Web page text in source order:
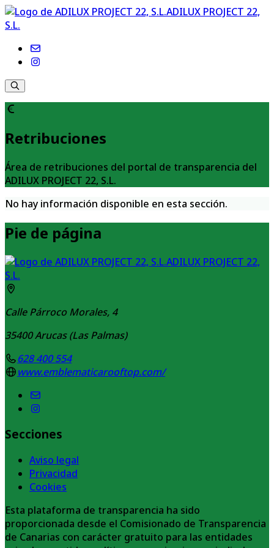
ADILUX PROJECT 22,
S.L.
Retribuciones
Área de retribuciones del portal de transparencia del
ADILUX PROJECT 22, S.L.
No hay información disponible en esta sección.
Pie de página
ADILUX PROJECT 22,
S.L.
Calle Párroco Morales, 4
35400Arucas (Las Palmas)
628 400 554
www.emblematicarooftop.com/
Secciones
Aviso legal
Privacidad
Cookies
Esta plataforma de transparencia ha sido
proporcionada desde el Comisionado de Transparencia
de Canarias con carácter gratuito para las entidades